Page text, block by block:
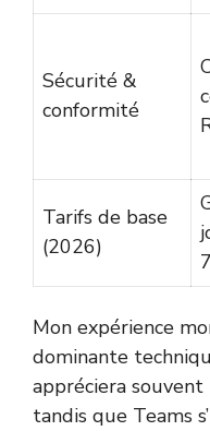
Sécurité &
conformité
Tarifs de base
(2026)
Mon expérience
dominante
appréciera
tandis que Teams